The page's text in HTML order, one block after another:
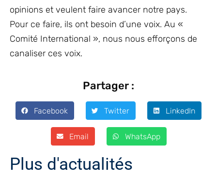
opinions et veulent faire avancer notre pays.
Pour ce faire, ils ont besoin d’une voix. Au «
Comité International », nous nous efforçons de
canaliser ces voix.
Partager :
Facebook Twitter LinkedIn
Email WhatsApp
Plus d'actualités